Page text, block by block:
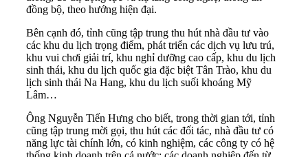
đồng bộ, theo hướng hiện đại.
Bên cạnh đó, tỉnh cũng tập trung thu hút nhà đầu tư vào
các khu du lịch trọng điểm, phát triển các dịch vụ lưu trú,
khu vui chơi giải trí, khu nghỉ dưỡng cao cấp, khu du lịch
sinh thái, khu du lịch quốc gia đặc biệt Tân Trào, khu du
lịch sinh thái Na Hang, khu du lịch suối khoáng Mỹ
Lâm…
Ông Nguyễn Tiến Hưng cho biết, trong thời gian tới, tỉnh
cũng tập trung mời gọi, thu hút các đối tác, nhà đầu tư có
năng lực tài chính lớn, có kinh nghiệm, các công ty có hệ